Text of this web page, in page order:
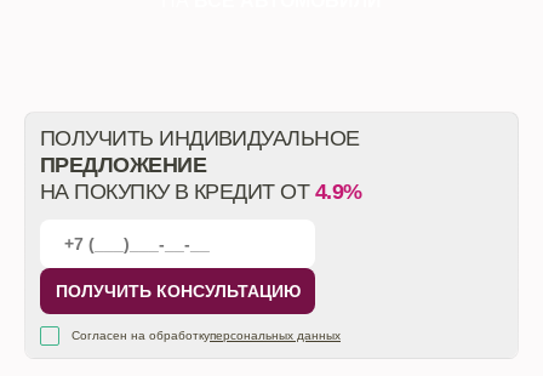
ПОЛУЧИТЬ ИНДИВИДУАЛЬНОЕ
ПРЕДЛОЖЕНИЕ
НА ПОКУПКУ В КРЕДИТ ОТ 4.9%
ПОЛУЧИТЬ КОНСУЛЬТАЦИЮ
Согласен на обработкуперсональных данных